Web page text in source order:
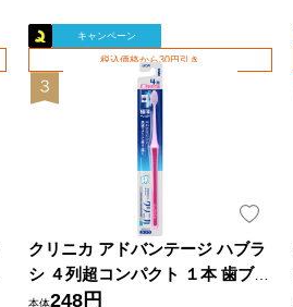
キャンペーン
税込価格から30円引き
クリニカ アドバンテージ ハブラ
シ ４列超コンパクト １本 歯ブラ
シ ふつう ライオン
本体248円